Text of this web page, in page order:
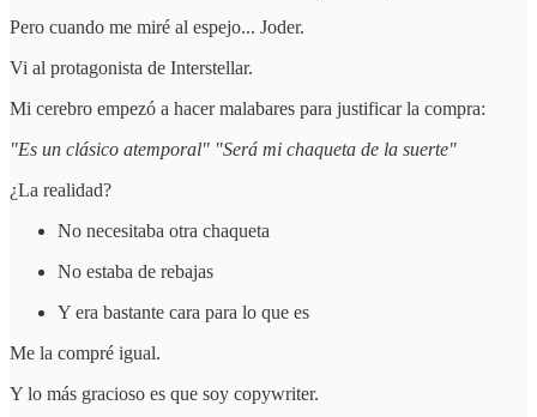
Pero cuando me miré al espejo... Joder.
Vi al protagonista de Interstellar.
Mi cerebro empezó a hacer malabares para justificar la compra:
"Es un clásico atemporal" "Será mi chaqueta de la suerte"
¿La realidad?
No necesitaba otra chaqueta
No estaba de rebajas
Y era bastante cara para lo que es
Me la compré igual.
Y lo más gracioso es que soy copywriter.